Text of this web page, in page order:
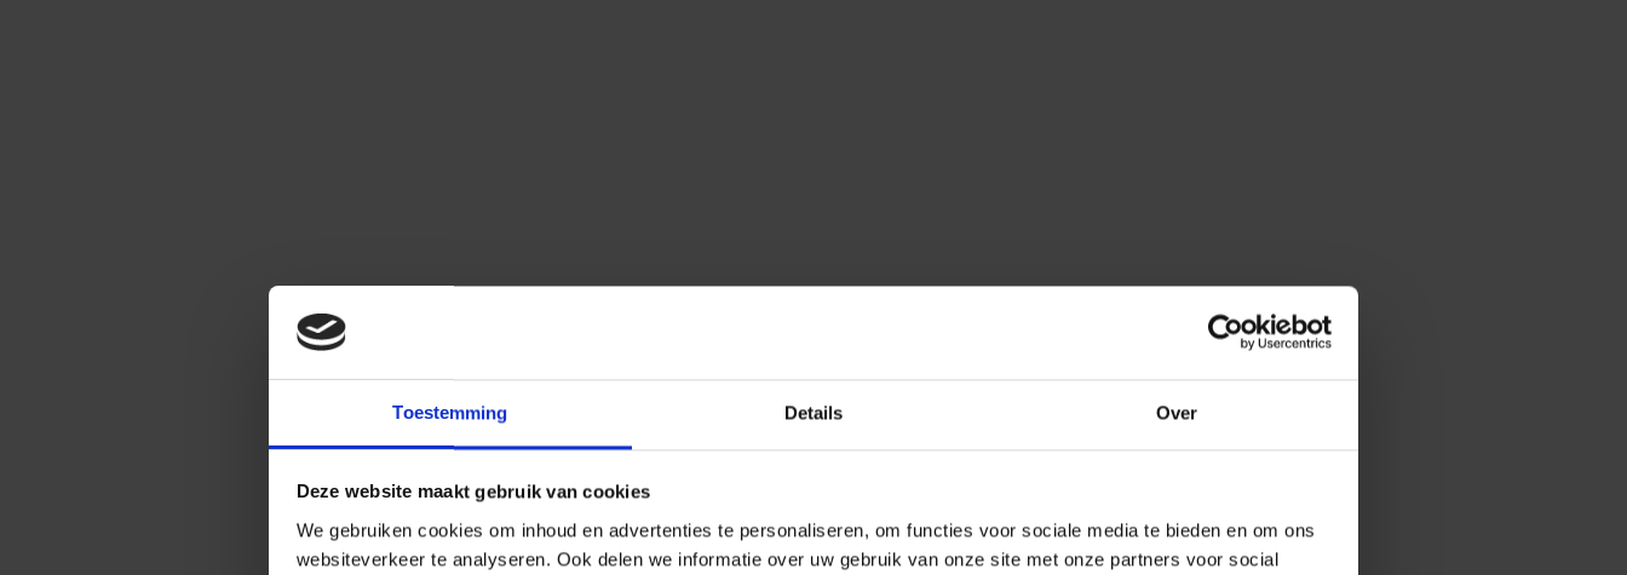
Toestemming Details Over
Deze website maakt gebruik van cookies
We gebruiken cookies om inhoud en advertenties te personaliseren, om functies voor sociale media te bieden en om ons
websiteverkeer te analyseren. Ook delen we informatie over uw gebruik van onze site met onze partners voor social